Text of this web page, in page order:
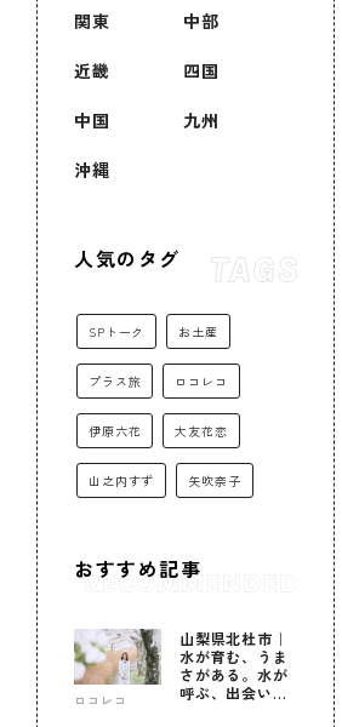
関東 中部
近畿 四国
中国 九州
沖縄
人気のタグ
SPトーク お土産
プラス旅 ロコレコ
伊原六花 大友花恋
山之内すず 矢吹奈子
おすすめ記事
ロコレコ
山梨県北杜市｜
水が育む、うま
さがある。水が
呼ぶ、出会いが